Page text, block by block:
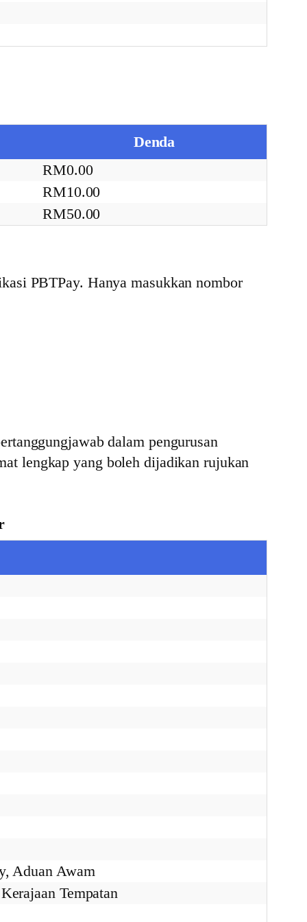
Denda
RM0.00
RM10.00
RM50.00
PBTPay. Hanya masukkan nombor
dalam pengurusan
lengkap yang boleh dijadikan rujukan
Aduan Awam
Tempatan